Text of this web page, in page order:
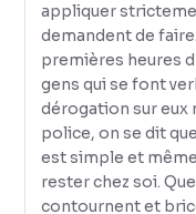
appliquer
demandent de
premières heures
gens qui se font
dérogation sur eux
police, on se dit
est simple et
rester chez soi.
contournent et